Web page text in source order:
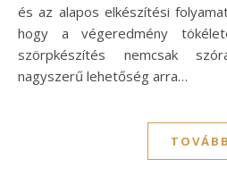
és az alapos elkészítési
hogy a végeredmény
szörpkészítés nemcsak
nagyszerű lehetőség arra…
TOVÁBB